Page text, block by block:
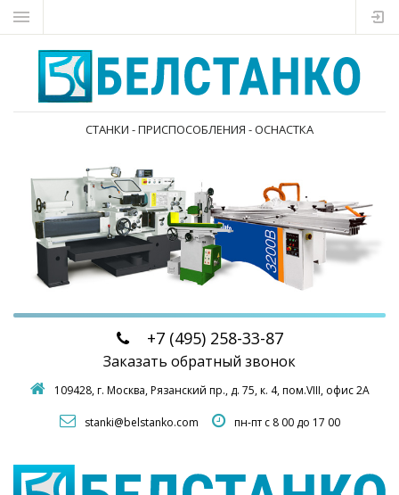
СТАНКИ - ПРИСПОСОБЛЕНИЯ - ОСНАСТКА
+7 (495)258-33-87
Заказать обратный звонок
109428, г. Москва,Рязанский пр., д. 75, к. 4, пом.VIII, офис 2А
stanki@belstanko.com пн-пт с 8 00 до 17 00